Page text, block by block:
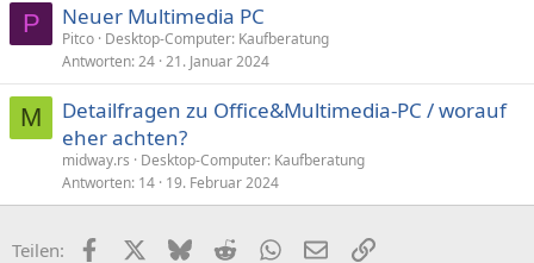
P Neuer Multimedia PC
Pitco Desktop-Computer: Kaufberatung
Antworten 24 21. Januar 2024
M
Detailfragen zu Office&Multimedia-PC / worauf
eher achten?
midway.rs
Desktop-Computer: Kaufberatung
Antworten 14 19. Februar 2024
Teilen: FacebookX (Twitter)
BlueskyRedditWhatsApp
E-MailLink